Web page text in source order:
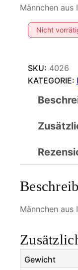
Männchen aus
Nicht
SKU: 4026
KATEGORIE:
Männchen aus
Gewicht